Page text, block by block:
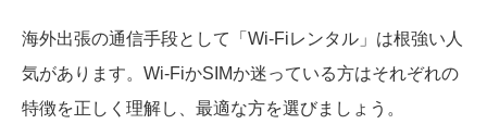
海外出張の通信手段として「Wi-Fiレンタル」は根強い人
気があります。Wi-FiかSIMか迷っている方はそれぞれの
特徴を正しく理解し、最適な方を選びましょう。